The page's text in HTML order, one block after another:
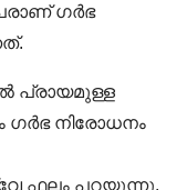
ഗർഭ
പ്രായമുള്ള
ഗർഭ നിരോധനം
ഫലം പറയുന്നു.